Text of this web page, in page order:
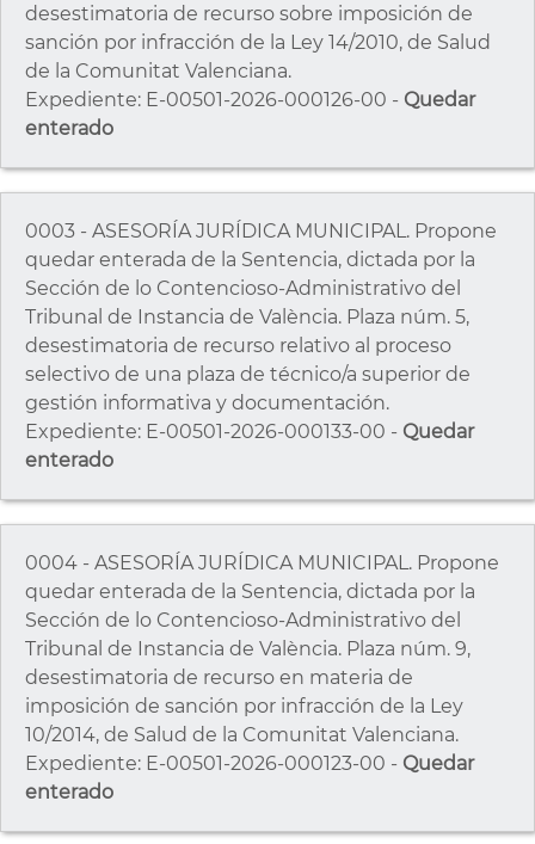
desestimatoria de recurso sobre imposición de
sanción por infracción de la Ley 14/2010, de Salud
de la Comunitat Valenciana.
Expediente: E-00501-2026-000126-00 - Quedar
enterado
0003 - ASESORÍA JURÍDICA MUNICIPAL. Propone
quedar enterada de la Sentencia, dictada por la
Sección de lo Contencioso-Administrativo del
Tribunal de Instancia de València. Plaza núm. 5,
desestimatoria de recurso relativo al proceso
selectivo de una plaza de técnico/a superior de
gestión informativa y documentación.
Expediente: E-00501-2026-000133-00 - Quedar
enterado
0004 - ASESORÍA JURÍDICA MUNICIPAL. Propone
quedar enterada de la Sentencia, dictada por la
Sección de lo Contencioso-Administrativo del
Tribunal de Instancia de València. Plaza núm. 9,
desestimatoria de recurso en materia de
imposición de sanción por infracción de la Ley
10/2014, de Salud de la Comunitat Valenciana.
Expediente: E-00501-2026-000123-00 - Quedar
enterado